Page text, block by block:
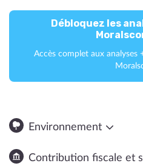
Débloquez les
Accès complet aux analyses
Environnement
Contribution fiscale et